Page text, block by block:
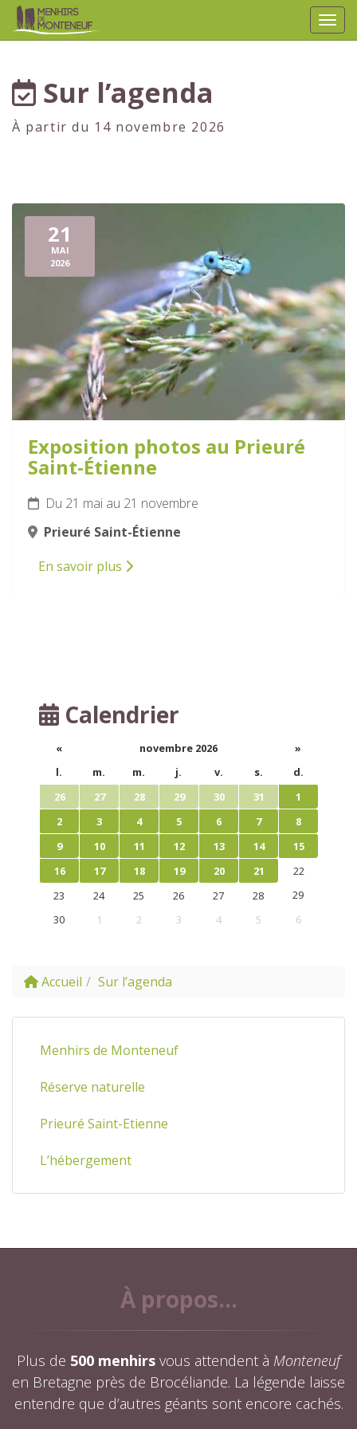
Sur l’agenda
À partir du 14 novembre 2026
21
MAI
2026
Exposition photos au Prieuré
Saint-Étienne
Du 21 mai au 21 novembre
Prieuré Saint-Étienne
En savoir plus
Calendrier
« novembre 2026
»
l.
m. m. j. v. s.
d.
26
27 28 29 30 31
1
2
3 4 5 6 7
8
9
10 11 12 13 14
15
16
17 18 19 20 21
22
23
24 25 26 27 28
29
30
1 2 3 4 5 6
Accueil Sur l’agenda
Menhirs de Monteneuf
Réserve naturelle
Prieuré Saint-Etienne
L’hébergement
À propos...
Plus de 500 menhirs vous attendent à Monteneuf
en Bretagne près de Brocéliande. La légende laisse
entendre que d’autres géants sont encore cachés.